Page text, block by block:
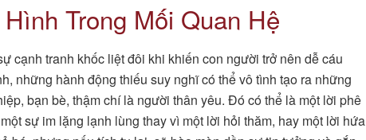
Trong Mối Quan Hệ
cạnh tranh khốc liệt đôi khi khiến con người trở nên dễ cáu
những hành động thiếu suy nghĩ có thể vô tình tạo ra những
bạn bè, thậm chí là người thân yêu. Đó có thể là một lời phê
sự im lặng lạnh lùng thay vì một lời hỏi thăm, hay một lời hứa